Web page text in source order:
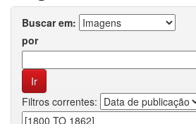
Buscar em:
por
Filtros correntes: